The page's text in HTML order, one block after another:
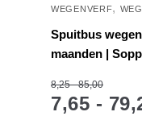
WEGENVERF,
Spuitbus
maanden |
8,25 - 85,00
7,65 -